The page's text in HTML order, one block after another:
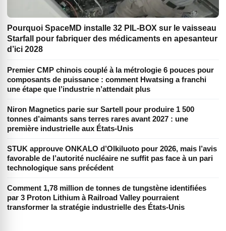
Pourquoi SpaceMD installe 32 PIL-BOX sur le vaisseau
Starfall pour fabriquer des médicaments en apesanteur
d’ici 2028
Premier CMP chinois couplé à la métrologie 6 pouces pour
composants de puissance : comment Hwatsing a franchi
une étape que l’industrie n’attendait plus
Niron Magnetics parie sur Sartell pour produire 1 500
tonnes d’aimants sans terres rares avant 2027 : une
première industrielle aux États-Unis
STUK approuve ONKALO d’Olkiluoto pour 2026, mais l’avis
favorable de l’autorité nucléaire ne suffit pas face à un pari
technologique sans précédent
Comment 1,78 million de tonnes de tungstène identifiées
par 3 Proton Lithium à Railroad Valley pourraient
transformer la stratégie industrielle des États-Unis